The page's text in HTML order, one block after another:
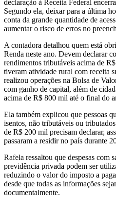
declaração à Receita Federal
Segundo ela, deixar para a última
conta da grande quantidade de
aumentar o risco de erros no
A contadora detalhou quem está
Renda neste ano. Devem declarar
rendimentos tributáveis acima de
tiveram atividade rural com receita
realizou operações na Bolsa de
com ganho de capital, além de
acima de R$ 800 mil até o final do
Ela também explicou que pessoas
isentos, não tributáveis ou
de R$ 200 mil precisam declarar,
passaram a residir no país durante
Rafela ressaltou que despesas com
previdência privada podem ser
reduzindo o valor do imposto a
desde que todas as informações
documentalmente.